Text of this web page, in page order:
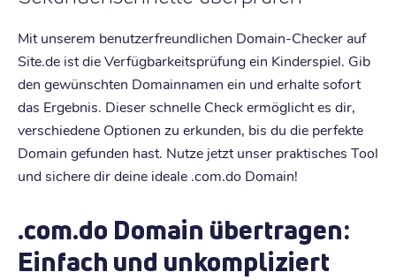
Mit unserem benutzerfreundlichen Domain-Checker auf
Site.de ist die Verfügbarkeitsprüfung ein Kinderspiel. Gib
den gewünschten Domainnamen ein und erhalte sofort
das Ergebnis. Dieser schnelle Check ermöglicht es dir,
verschiedene Optionen zu erkunden, bis du die perfekte
Domain gefunden hast. Nutze jetzt unser praktisches Tool
und sichere dir deine ideale .com.do Domain!
.com.do Domain übertragen:
Einfach und unkompliziert